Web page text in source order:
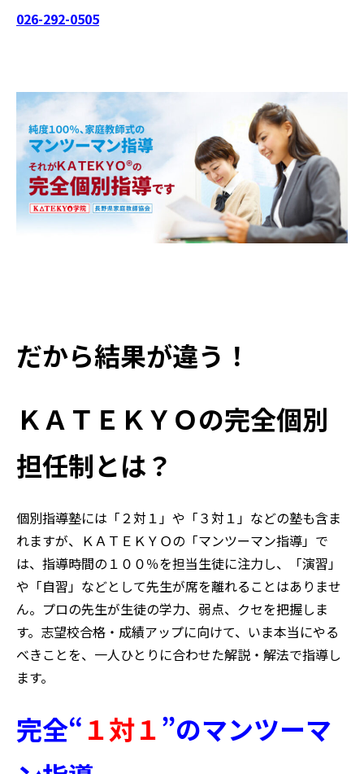
026-292-0505
だから結果が違う！
ＫＡＴＥＫＹＯの完全個別
担任制とは？
個別指導塾には「２対１」や「３対１」などの塾も含ま
れますが、ＫＡＴＥＫＹＯの「マンツーマン指導」で
は、指導時間の１００％を担当生徒に注力し、「演習」
や「自習」などとして先生が席を離れることはありませ
ん。プロの先生が生徒の学力、弱点、クセを把握しま
す。志望校合格・成績アップに向けて、いま本当にやる
べきことを、一人ひとりに合わせた解説・解法で指導し
ます。
完全“１対１”のマンツーマ